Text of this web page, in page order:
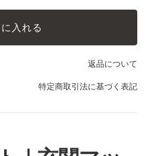
入れる
返品について
特定商取引法に基づく表記